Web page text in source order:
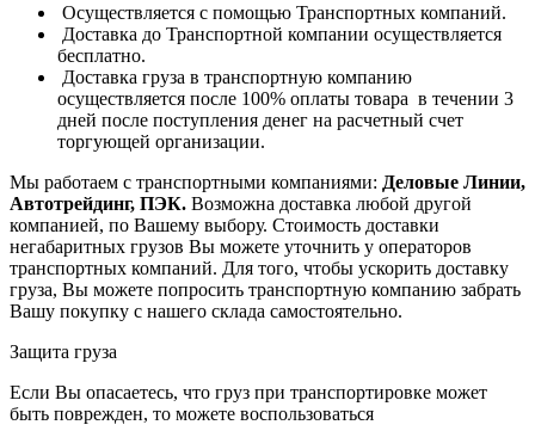
Осуществляется с помощью Транспортных компаний.
Доставка до Транспортной компании осуществляется
бесплатно.
Доставка груза в транспортную компанию
осуществляется после 100% оплаты товара в течении 3
дней после поступления денег на расчетный счет
торгующей организации.
Мы работаем с транспортными компаниями: Деловые Линии,
Автотрейдинг, ПЭК. Возможна доставка любой другой
компанией, по Вашему выбору. Стоимость доставки
негабаритных грузов Вы можете уточнить у операторов
транспортных компаний. Для того, чтобы ускорить доставку
груза, Вы можете попросить транспортную компанию забрать
Вашу покупку с нашего склада самостоятельно.
Защита груза
Если Вы опасаетесь, что груз при транспортировке может
быть поврежден, то можете воспользоваться